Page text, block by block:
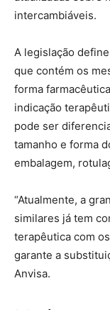
intercambiáveis.
A legislação
que contém os
forma
indicação
pode ser
tamanho e forma
embalagem,
“Atualmente, a
similares já tem
terapêutica com
garante a
Anvisa.